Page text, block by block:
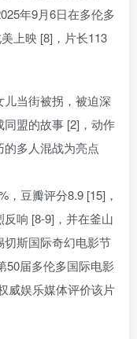
年9月6日在多伦多
上映 [8]，片长113
当街被拐，被迫深
盟的故事 [2]，动作
多人混战为亮点
豆瓣评分8.9 [15]，
响 [8-9]，并在釜山
切斯国际奇幻电影节
50届多伦多国际电影
威娱乐媒体评价该片